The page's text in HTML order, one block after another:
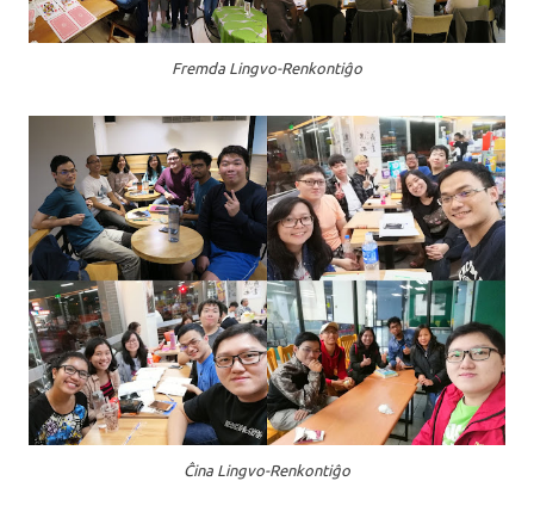
Fremda Lingvo-Renkontiĝo
Ĉina Lingvo-Renkontiĝo